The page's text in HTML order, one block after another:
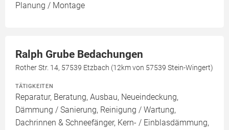
Planung / Montage
Ralph Grube Bedachungen
Rother Str. 14, 57539 Etzbach (12km von 57539 Stein-Wingert)
TÄTIGKEITEN
Reparatur, Beratung, Ausbau, Neueindeckung,
Dämmung / Sanierung, Reinigung / Wartung,
Dachrinnen & Schneefänger, Kern- / Einblasdämmung,